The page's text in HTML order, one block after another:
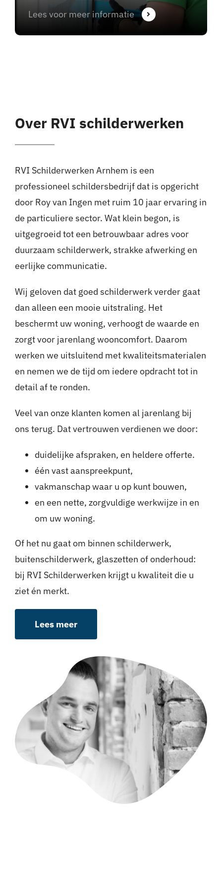
Lees voor meer informatie
Over RVI schilderwerken
RVI Schilderwerken Arnhem is een
professioneel schildersbedrijf dat is opgericht
door Roy van Ingen met ruim 10 jaar ervaring in
de particuliere sector. Wat klein begon, is
uitgegroeid tot een betrouwbaar adres voor
duurzaam schilderwerk, strakke afwerking en
eerlijke communicatie.
Wij geloven dat goed schilderwerk verder gaat
dan alleen een mooie uitstraling. Het
beschermt uw woning, verhoogt de waarde en
zorgt voor jarenlang wooncomfort. Daarom
werken we uitsluitend met kwaliteitsmaterialen
en nemen we de tijd om iedere opdracht tot in
detail af te ronden.
Veel van onze klanten komen al jarenlang bij
ons terug. Dat vertrouwen verdienen we door:
duidelijke afspraken, en heldere offerte.
één vast aanspreekpunt,
vakmanschap waar u op kunt bouwen,
en een nette, zorgvuldige werkwijze in en
om uw woning.
Of het nu gaat om binnen schilderwerk,
buitenschilderwerk, glaszetten of onderhoud:
bij RVI Schilderwerken krijgt u kwaliteit die u
ziet én merkt.
Lees meer